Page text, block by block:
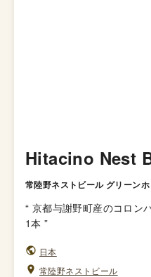
Hitacino Nest
常陸野ネストビール グリーン
“ 京都与謝野町産のコロン
1本 ”
日本
常陸野ネストビール